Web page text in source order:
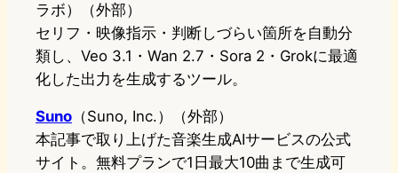
ラボ）（外部）
セリフ・映像指示・判断しづらい箇所を自動分
類し、Veo 3.1・Wan 2.7・Sora 2・Grokに最適
化した出力を生成するツール。
Suno （Suno, Inc.）（外部）
本記事で取り上げた音楽生成AIサービスの公式
サイト。無料プランで1日最大10曲まで生成可